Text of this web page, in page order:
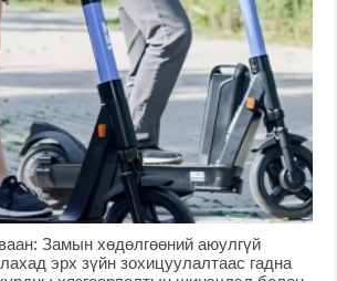
Замын хөдөлгөөний аюулгүй
эрх зүйн зохицуулалтаас гадна